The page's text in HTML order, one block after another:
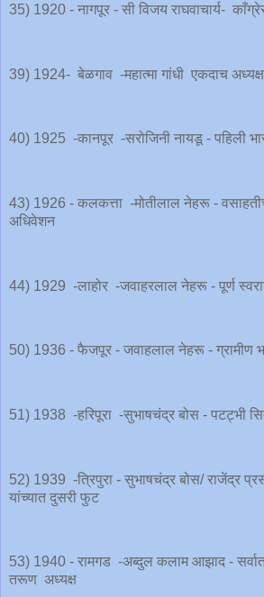
35) 1920 - नागपूर - सी विजय राघवाचार्य-
39) 1924- बेळगाव -महात्मा गांधी एकदाच अध्यक्ष
40) 1925 -कानपूर -सरोजिनी नायडू - पहिली
43) 1926 - कलकत्ता -मोतीलाल नेहरू -
अधिवेशन
44) 1929 -लाहोर -जवाहरलाल नेहरू - पूर्ण
50) 1936 - फैजपूर - जवाहलाल नेहरू - ग्रामीण
51) 1938 -हरिपूरा -सुभाषचंद्र बोस - पटट्भी
52) 1939 -त्रिपुरा - सुभाषचंद्र बोस/ राजेंद्र
यांच्यात दुसरी फुट
53) 1940 - रामगड -अब्दुल कलाम आझाद -
तरूण अध्यक्ष